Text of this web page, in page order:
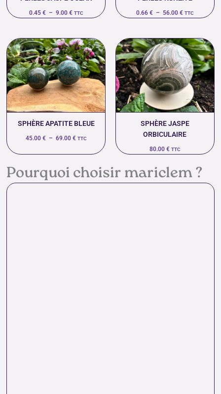
0.45 € – 9.00 € TTC 0.66 € – 56.00 € TTC
SPHÈRE APATITE BLEUE
45.00 € – 69.00 €
Plage
de
prix :
45.00 €
à
69.00 €
TTC
SPHÈRE JASPE
ORBICULAIRE
80.00 € TTC
Pourquoi choisir mariclem ?